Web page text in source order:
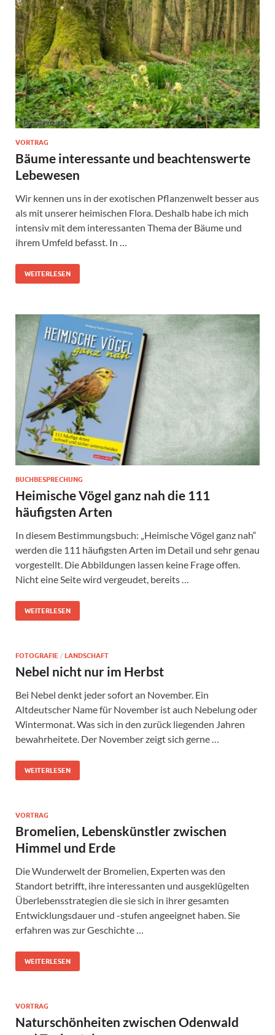
VORTRAG
Bäume interessante und beachtenswerte
Lebewesen
Wir kennen uns in der exotischen Pflanzenwelt besser aus
als mit unserer heimischen Flora. Deshalb habe ich mich
intensiv mit dem interessanten Thema der Bäume und
ihrem Umfeld befasst. In …
WEITERLESEN
BUCHBESPRECHUNG
Heimische Vögel ganz nah die 111
häufigsten Arten
In diesem Bestimmungsbuch: „Heimische Vögel ganz nah“
werden die 111 häufigsten Arten im Detail und sehr genau
vorgestellt. Die Abbildungen lassen keine Frage offen.
Nicht eine Seite wird vergeudet, bereits …
WEITERLESEN
FOTOGRAFIE / LANDSCHAFT
Nebel nicht nur im Herbst
Bei Nebel denkt jeder sofort an November. Ein
Altdeutscher Name für November ist auch Nebelung oder
Wintermonat. Was sich in den zurück liegenden Jahren
bewahrheitete. Der November zeigt sich gerne …
WEITERLESEN
VORTRAG
Bromelien, Lebenskünstler zwischen
Himmel und Erde
Die Wunderwelt der Bromelien, Experten was den
Standort betrifft, ihre interessanten und ausgeklügelten
Überlebensstrategien die sie sich in ihrer gesamten
Entwicklungsdauer und -stufen angeeignet haben. Sie
erfahren was zur Geschichte …
WEITERLESEN
VORTRAG
Naturschönheiten zwischen Odenwald